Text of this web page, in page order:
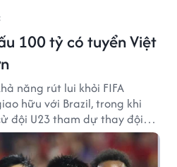
100 tỷ có tuyển Việt
năng rút lui khỏi FIFA
hữu với Brazil, trong khi
đội U23 tham dự thay đội